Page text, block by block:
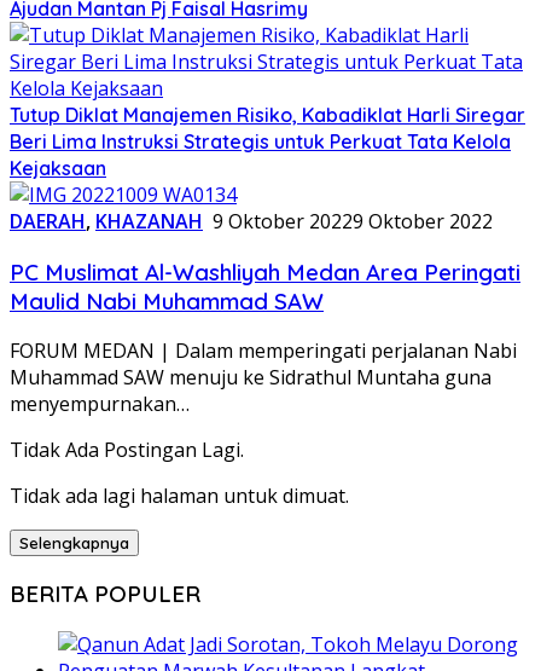
Ajudan Mantan Pj Faisal Hasrimy
Tutup Diklat Manajemen Risiko, Kabadiklat Harli Siregar
Beri Lima Instruksi Strategis untuk Perkuat Tata Kelola
Kejaksaan
DAERAH, KHAZANAH 9 Oktober 20229 Oktober 2022
PC Muslimat Al-Washliyah Medan Area Peringati
Maulid Nabi Muhammad SAW
FORUM MEDAN | Dalam memperingati perjalanan Nabi
Muhammad SAW menuju ke Sidrathul Muntaha guna
menyempurnakan…
Tidak Ada Postingan Lagi.
Tidak ada lagi halaman untuk dimuat.
Selengkapnya
BERITA POPULER